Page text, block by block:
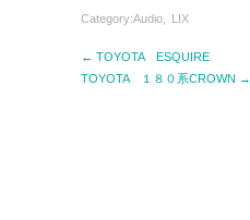
Category:Audio LIX
← TOYOTA ESQUIRE
TOYOTA １８０系CROWN →